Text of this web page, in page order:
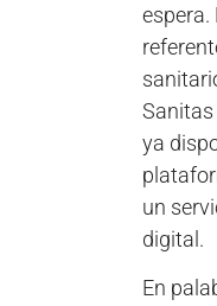
espera.
ya
un
digital.
En